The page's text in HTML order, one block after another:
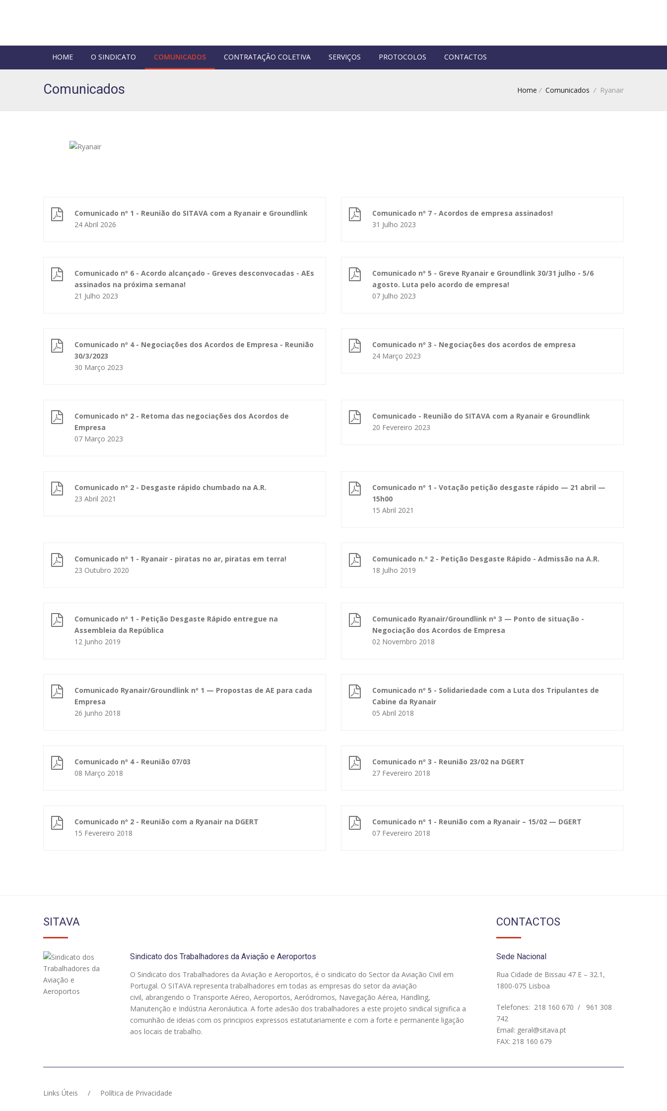
HOME O SINDICATO COMUNICADOS CONTRATAÇÃO COLETIVA SERVIÇOS PROTOCOLOS CONTACTOS
Comunicados Home / Comunicados /Ryanair
Comunicado nº 1 - Reunião do SITAVA com a Ryanair e Groundlink
24 Abril 2026
Comunicado nº 7 - Acordos de empresa assinados!
31 Julho 2023
Comunicado nº 6 - Acordo alcançado - Greves desconvocadas - AEs
assinados na próxima semana!
21 Julho 2023
Comunicado nº 5 - Greve Ryanair e Groundlink 30/31 julho - 5/6
agosto. Luta pelo acordo de empresa!
07 Julho 2023
Comunicado nº 4 - Negociações dos Acordos de Empresa - Reunião
30/3/2023
30 Março 2023
Comunicado nº 3 - Negociações dos acordos de empresa
24 Março 2023
Comunicado nº 2 - Retoma das negociações dos Acordos de
Empresa
07 Março 2023
Comunicado - Reunião do SITAVA com a Ryanair e Groundlink
20 Fevereiro 2023
Comunicado nº 2 - Desgaste rápido chumbado na A.R.
23 Abril 2021
Comunicado nº 1 - Votação petição desgaste rápido — 21 abril —
15h00
15 Abril 2021
Comunicado nº 1 - Ryanair - piratas no ar, piratas em terra!
23 Outubro 2020
Comunicado n.º 2 - Petição Desgaste Rápido - Admissão na A.R.
18 Julho 2019
Comunicado nº 1 - Petição Desgaste Rápido entregue na
Assembleia da República
12 Junho 2019
Comunicado Ryanair/Groundlink nº 3 — Ponto de situação -
Negociação dos Acordos de Empresa
02 Novembro 2018
Comunicado Ryanair/Groundlink nº 1 — Propostas de AE para cada
Empresa
26 Junho 2018
Comunicado nº 5 - Solidariedade com a Luta dos Tripulantes de
Cabine da Ryanair
05 Abril 2018
Comunicado nº 4 - Reunião 07/03
08 Março 2018
Comunicado nº 3 - Reunião 23/02 na DGERT
27 Fevereiro 2018
Comunicado nº 2 - Reunião com a Ryanair na DGERT
15 Fevereiro 2018
Comunicado nº 1 - Reunião com a Ryanair – 15/02 — DGERT
07 Fevereiro 2018
SITAVA
Sindicato dos Trabalhadores da Aviação e Aeroportos
O Sindicato dos Trabalhadores da Aviação e Aeroportos, é o sindicato do Sector da Aviação Civil em
Portugal. O SITAVA representa trabalhadores em todas as empresas do setor da aviação
civil, abrangendo o Transporte Aéreo, Aeroportos, Aeródromos, Navegação Aérea, Handling,
Manutenção e Indústria Aeronáutica. A forte adesão dos trabalhadores a este projeto sindical significa a
comunhão de ideias com os principios expressos estatutariamente e com a forte e permanente ligação
aos locais de trabalho.
CONTACTOS
Sede Nacional
Rua Cidade de Bissau 47 E – 32.1,
1800-075 Lisboa
Telefones: 218 160 670 /
961 308
742
Email: geral@sitava.pt
FAX: 218 160 679
Links Úteis / Política de Privacidade